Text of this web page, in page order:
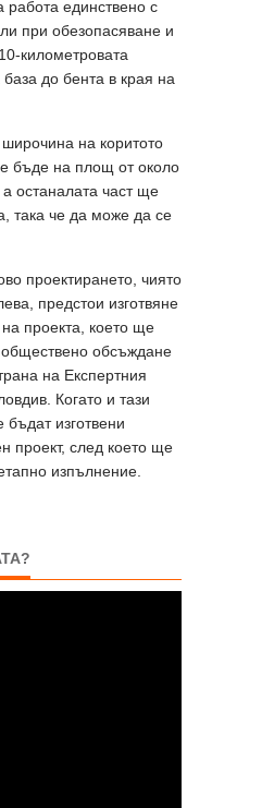
работа единствено с
при обезопасяване и
километровата
база до бента в края на
на коритото
бъде на площ от около
останалата част ще
така че да може да се
проектирането, чиято
предстои изготвяне
проекта, което ще
обсъждане
на Експертния
Когато и тази
изготвени
проект, след което ще
изпълнение.